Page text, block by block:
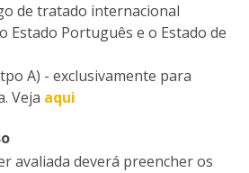
de tratado internacional
Estado Português e o Estado de
A) - exclusivamente para
Veja aqui
avaliada deverá preencher os